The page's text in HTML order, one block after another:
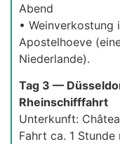
Abend
• Weinverkostung
Apostelhoeve
Niederlande).
Tag 3 —
Rheinschifffahrt
Unterkunft:
Fahrt ca. 1